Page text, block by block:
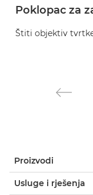
Poklopac za
Štiti objektiv
Proizvodi
Usluge i rješenja